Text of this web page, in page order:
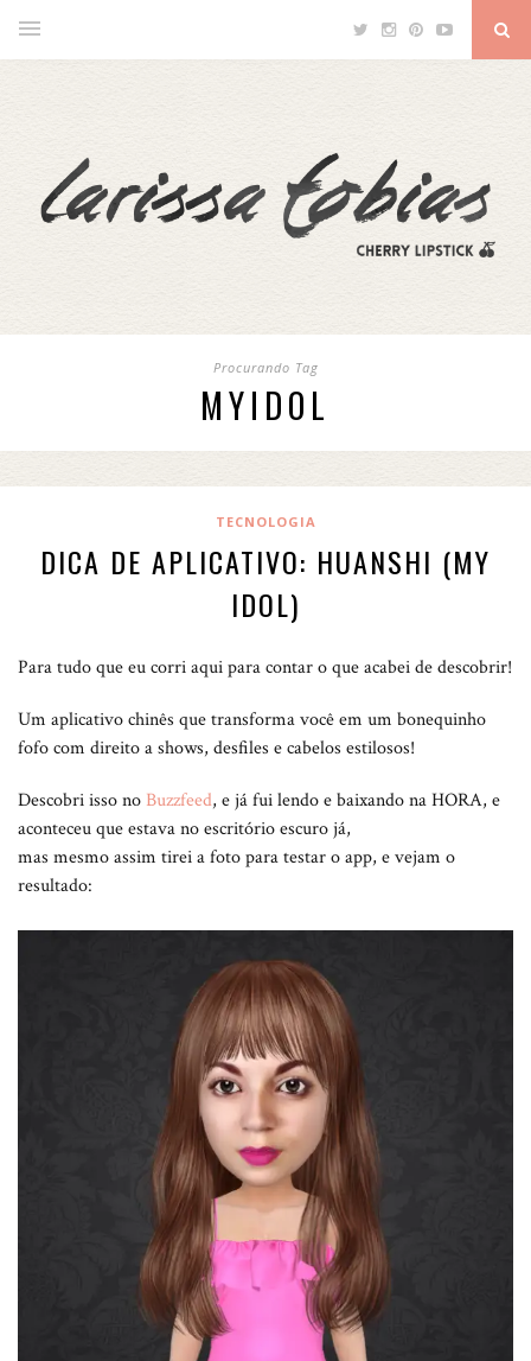
Procurando Tag
MYIDOL
TECNOLOGIA
DICA DE APLICATIVO: HUANSHI (MY
IDOL)
Para tudo que eu corri aqui para contar o que acabei de descobrir!
Um aplicativo chinês que transforma você em um bonequinho
fofo com direito a shows, desfiles e cabelos estilosos!
Descobri isso no Buzzfeed, e já fui lendo e baixando na HORA, e
aconteceu que estava no escritório escuro já,
mas mesmo assim tirei a foto para testar o app, e vejam o
resultado: